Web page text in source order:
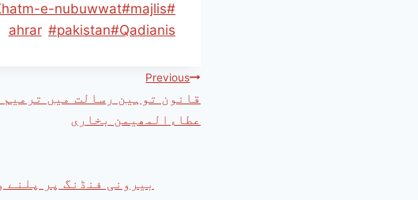
#
e-nubuwwat#majlis
ahrar #pakistan#Qadianis
Previous
قانون توہین رسالت میں
عطاءالمھیمن بخاری
بیرونی فنڈنگ پر پلنے